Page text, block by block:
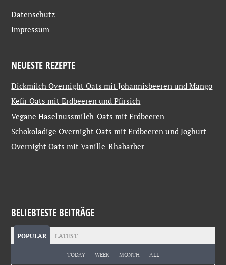
Datenschutz
Impressum
NEUESTE REZEPTE
Dickmilch Overnight Oats mit Johannisbeeren und Mango
Kefir Oats mit Erdbeeren und Pfirsich
Vegane Haselnussmilch-Oats mit Erdbeeren
Schokoladige Overnight Oats mit Erdbeeren und Joghurt
Overnight Oats mit Vanille-Rhabarber
BELIEBTESTE BEITRÄGE
POPULAR LATEST
TODAY WEEK MONTH ALL